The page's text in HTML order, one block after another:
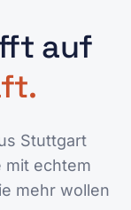
auf
Stuttgart
mit echtem
mehr wollen